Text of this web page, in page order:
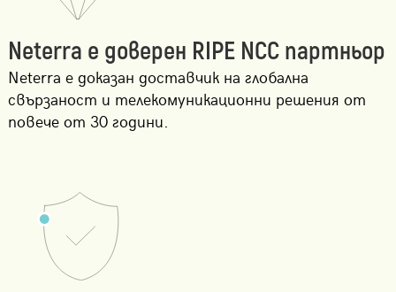
Neterra е доверен RIPE NCC партньор
Neterra е доказан доставчик на глобална
свързаност и телекомуникационни решения от
повече от 30 години.